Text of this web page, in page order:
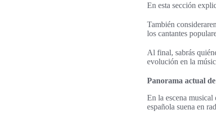
En esta sección
También
los cantantes
Al final, sabrás
evolución en la
Panorama actual
En la escena
española suena en